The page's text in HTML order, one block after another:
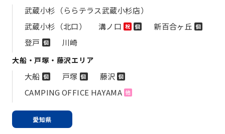
武蔵小杉（ららテラス武蔵小杉店）
武蔵小杉（北口）
溝ノ口 祝 個 新百合ヶ丘 個
登戸 個 川崎
大船・戸塚・藤沢エリア
大船 個 戸塚 個 藤沢 個
CAMPING OFFICE HAYAMA 他
愛知県